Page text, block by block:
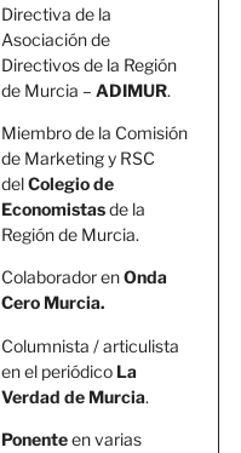
Directiva de la
Asociación de
Directivos de la Región
de Murcia – ADIMUR.
Miembro de la Comisión
de Marketing y RSC
delColegio de
Economistasde la
Región de Murcia.
Colaborador enOnda
Cero Murcia.
Columnista / articulista
en el periódico La
Verdad de Murcia.
Ponenteen varias